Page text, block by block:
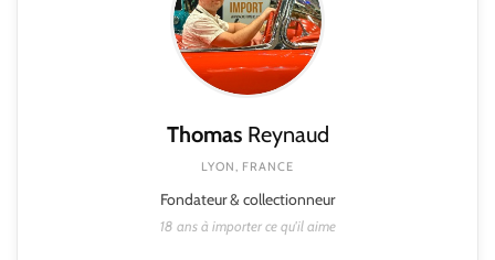
ThomasReynaud
LYON, FRANCE
Fondateur & collectionneur
18 ans à importer ce qu'il aime